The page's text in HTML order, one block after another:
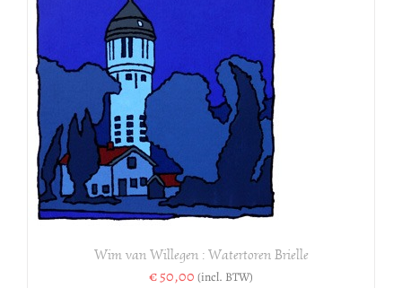
Wim van Willegen : Watertoren Brielle
€50,00 (incl. BTW)